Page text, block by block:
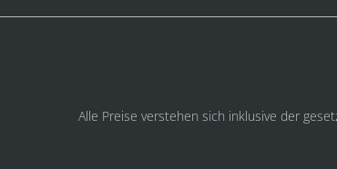
Alle Preise verstehen sich inklusive der